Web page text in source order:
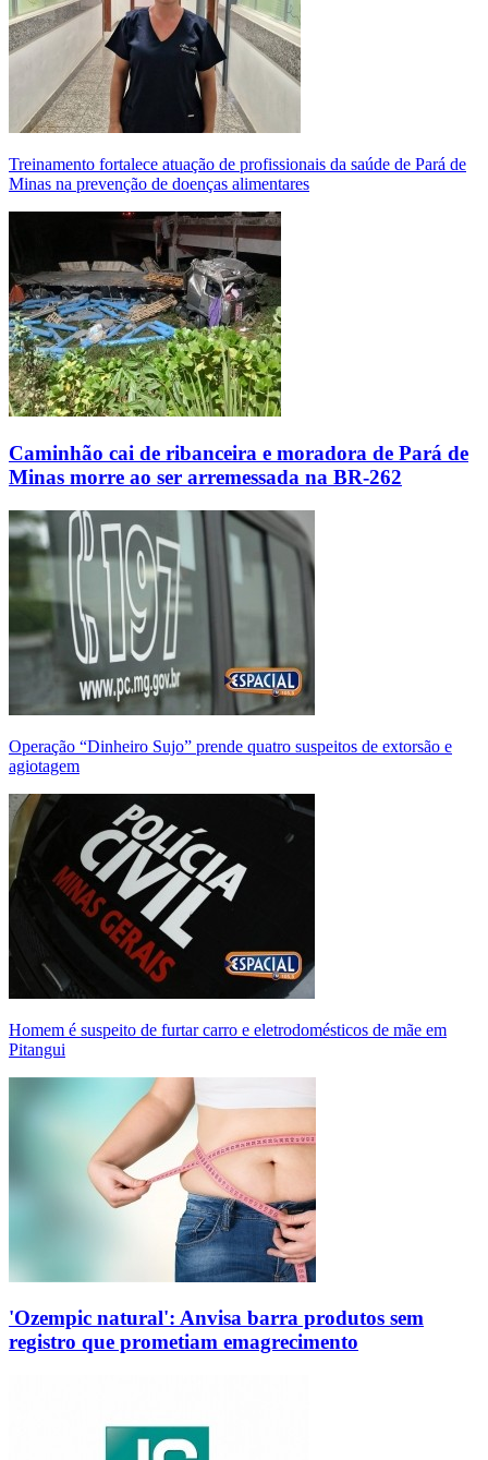
Treinamento fortalece atuação de profissionais da saúde de Pará de
Minas na prevenção de doenças alimentares
Caminhão cai de ribanceira e moradora de Pará de
Minas morre ao ser arremessada na BR-262
Operação “Dinheiro Sujo” prende quatro suspeitos de extorsão e
agiotagem
Homem é suspeito de furtar carro e eletrodomésticos de mãe em
Pitangui
'Ozempic natural': Anvisa barra produtos sem
registro que prometiam emagrecimento